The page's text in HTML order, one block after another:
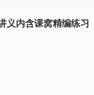
义内含课窝精编练习